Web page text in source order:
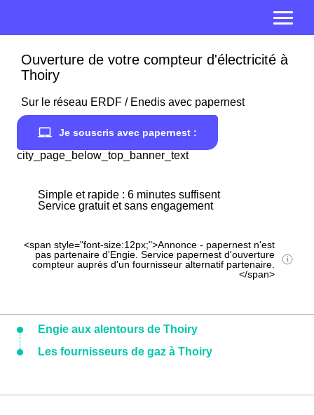
Ouverture de votre compteur d'électricité à
Thoiry
Sur le réseau ERDF / Enedis avec papernest
Je souscris avec papernest :
city_page_below_top_banner_text
Simple et rapide : 6 minutes suffisent
Service gratuit et sans engagement
<span style="font-size:12px;">Annonce - papernest n'est
pas partenaire d'Engie. Service papernest d'ouverture
compteur auprès d'un fournisseur alternatif partenaire.
</span>
Engie aux alentours de Thoiry
Les fournisseurs de gaz à Thoiry